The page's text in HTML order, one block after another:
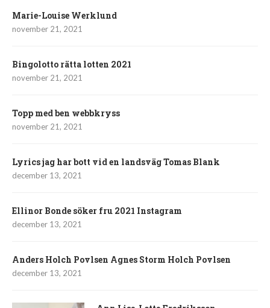
Marie-Louise Werklund
november 21, 2021
Bingolotto rätta lotten 2021
november 21, 2021
Topp med ben webbkryss
november 21, 2021
Lyrics jag har bott vid en landsväg Tomas Blank
december 13, 2021
Ellinor Bonde söker fru 2021 Instagram
december 13, 2021
Anders Holch Povlsen Agnes Storm Holch Povlsen
december 13, 2021